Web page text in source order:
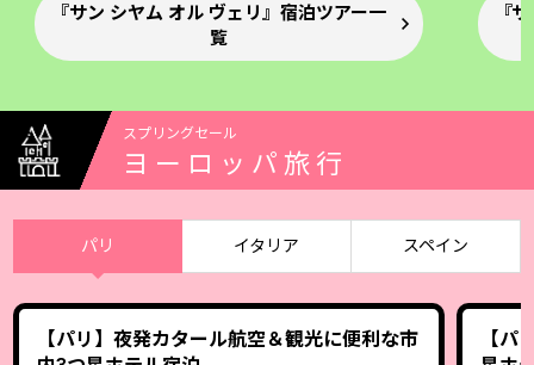
『サン シヤム オル ヴェリ』宿泊ツアー一
覧
『
スプリングセール
ヨーロッパ旅行
パリ イタリア スペイン
【パリ】夜発カタール航空＆観光に便利な市
【パ